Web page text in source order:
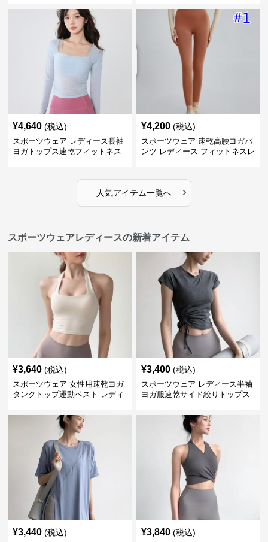
¥4,640 (税込)
スポーツウェア レディース長袖
ヨガトップス速乾フィットネス
¥4,200 (税込)
スポーツウェア 速乾高腰ヨガパ
ンツ レディース フィットネスレ
人気アイテム一覧へ ›
スポーツウェアレディースの新着アイテム
¥3,640 (税込)
スポーツウェア 女性用速乾ヨガ
タンクトップ運動ベスト レディ
¥3,400 (税込)
スポーツウェア レディース半袖
ヨガ服速乾サイド絞りトップス
¥3,440 (税込) ¥3,840 (税込)